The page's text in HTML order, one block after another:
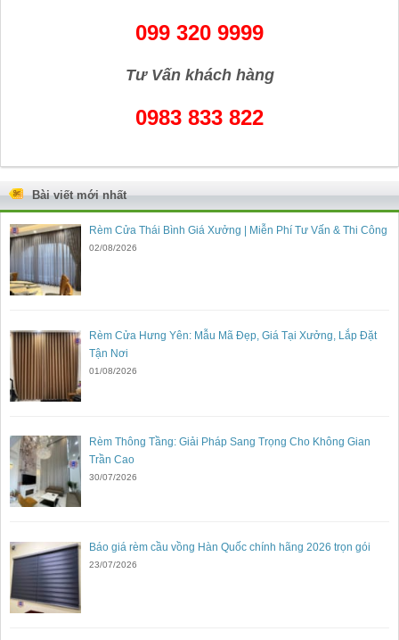
099 320 9999
Tư Vấn khách hàng
0983 833 822
Bài viết mới nhất
Rèm Cửa Thái Bình Giá Xưởng | Miễn Phí Tư Vấn & Thi Công
02/08/2026
Rèm Cửa Hưng Yên: Mẫu Mã Đẹp, Giá Tại Xưởng, Lắp Đặt
Tận Nơi
01/08/2026
Rèm Thông Tầng: Giải Pháp Sang Trọng Cho Không Gian
Trần Cao
30/07/2026
Báo giá rèm cầu vồng Hàn Quốc chính hãng 2026 trọn gói
23/07/2026